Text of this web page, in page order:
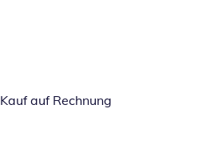
Kauf auf Rechnung